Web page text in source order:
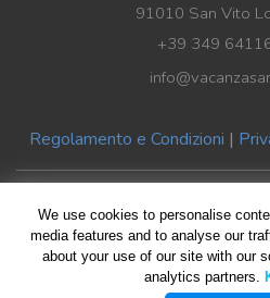
91010 San Vito
+39 349
Regolamento e Condizioni |
© Copyright 2019 Vacanza SanVito
All rights reserved | Design by
Giuseppe
We use cookies to personalise
media features and to analyse our
about your use of our site with our
analytics partners.